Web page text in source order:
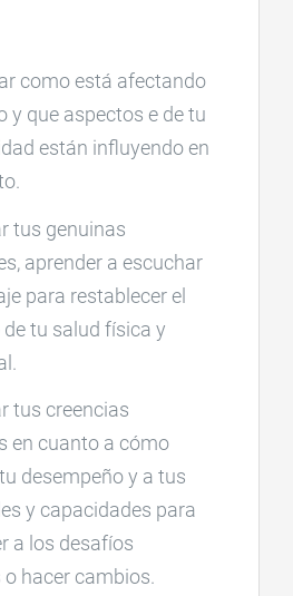
como está afectando
y que aspectos e de tu
están influyendo en
tus genuinas
aprender a escuchar
para restablecer el
tu salud física y
tus creencias
en cuanto a cómo
desempeño y a tus
y capacidades para
a los desafíos
o hacer cambios.